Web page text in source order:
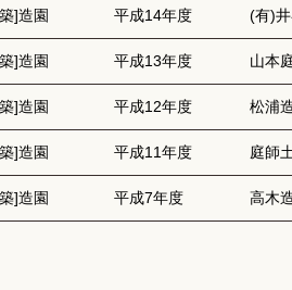
]造園 平成14年度 (有)
]造園 平成13年度 山本
]造園 平成12年度 松浦
]造園 平成11年度 庭師
]造園 平成7年度 高木